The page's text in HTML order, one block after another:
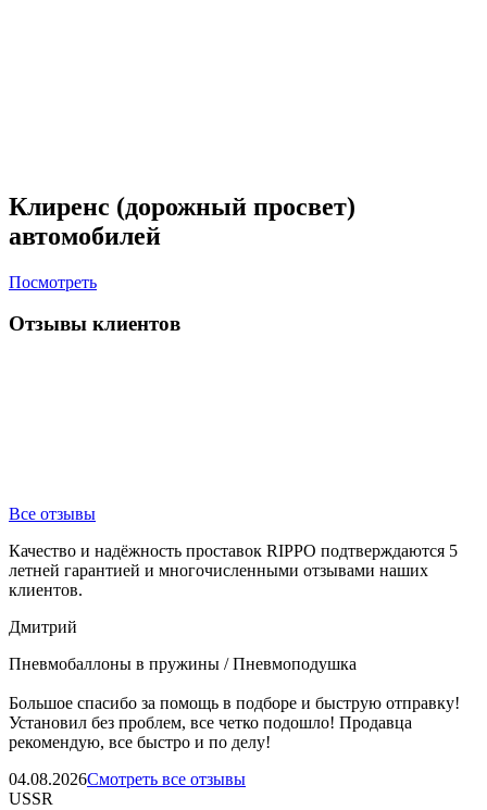
Клиренс (дорожный просвет)
автомобилей
Посмотреть
Отзывы клиентов
Все отзывы
Качество и надёжность проставок RIPPO подтверждаются 5
летней гарантией и многочисленными отзывами наших
клиентов.
Дмитрий
Пневмобаллоны в пружины / Пневмоподушка
Большое спасибо за помощь в подборе и быструю отправку!
Установил без проблем, все четко подошло! Продавца
рекомендую, все быстро и по делу!
04.08.2026Смотреть все отзывы
USSR